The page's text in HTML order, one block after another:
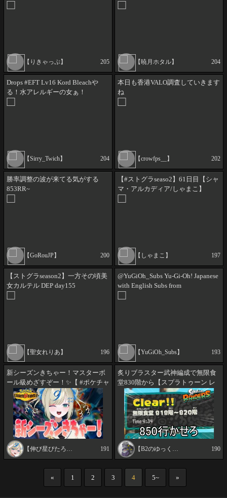
【りきゃっぷ】 205 【暁月ホタル】 204
Drops #EFT Lv16 Kord Bleachや
る！水アレルギーの女ぁ！
【Sirry_Twich】 204
本日も香港VALO調査していきます
ね
【crowfps__】 202
勝率調整の波が来てる気がする
853RR~
【GoRouJP】 200
【#ストグラseaso2】61日目【シャ
マ・アルカディア/しゃまこ】
【しゃまこ】 197
【ストグラseason2】一方その頃美
女カルテル DEP day155
【聖女れりあ】 196
@YuGiOh_Subs Yu-Gi-Oh! Japanese
with English Subs from
【YuGiOh_Subs】 193
新シーズンきちゃー！マスターボ
ール級めざすぞー！✨️【 #ポケチャ
ン #チャンピオンズ #ポケモンチャ
ンピオンズ ポケモン対戦系VTuber
伸び星ぴたろ】
【伸び星ぴたろ / ポケモン対戦系Vtuber】 191
炙りブラスター武神編成で無限食
堂830階から【スプラトゥーン レ
イダース】
【B2のゆっくりゲーム実況】 190
« 1 2 3 4 5~ »